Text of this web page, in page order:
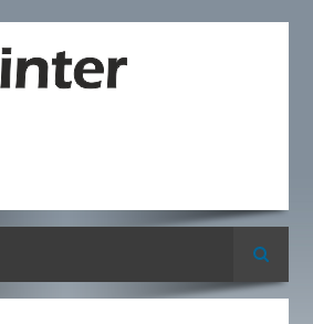
Suche